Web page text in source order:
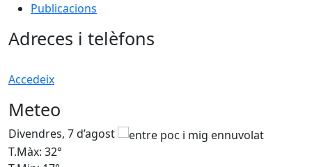
Publicacions
Adreces i telèfons
Accedeix
Meteo
Divendres, 7 d’agost
T.Màx: 32°